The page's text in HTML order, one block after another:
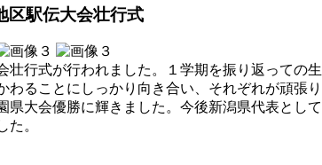
区駅伝大会壮行式
壮行式が行われました。１学期を振り返っての
ることにしっかり向き合い、それぞれが頑張
県大会優勝に輝きました。今後新潟県代表とし
た。